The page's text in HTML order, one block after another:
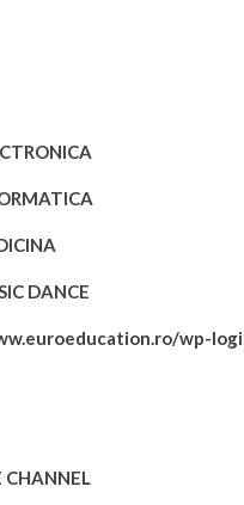
DANCE
wp-
CHANNEL